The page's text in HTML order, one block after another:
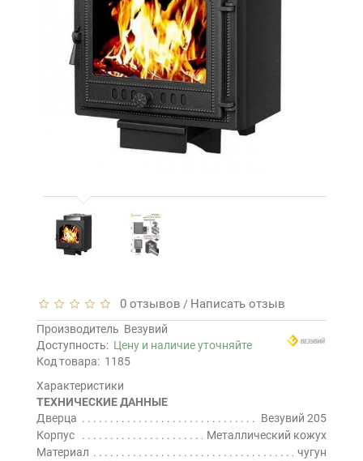
0 отзывов / Написать отзыв
Производитель Везувий
Доступность: Цену и наличие уточняйте
Код товара: 1185
Характеристики
ТЕХНИЧЕСКИЕ ДАННЫЕ
Дверца
Везувий 205
Корпус
Металлический кожух
Материал
чугун